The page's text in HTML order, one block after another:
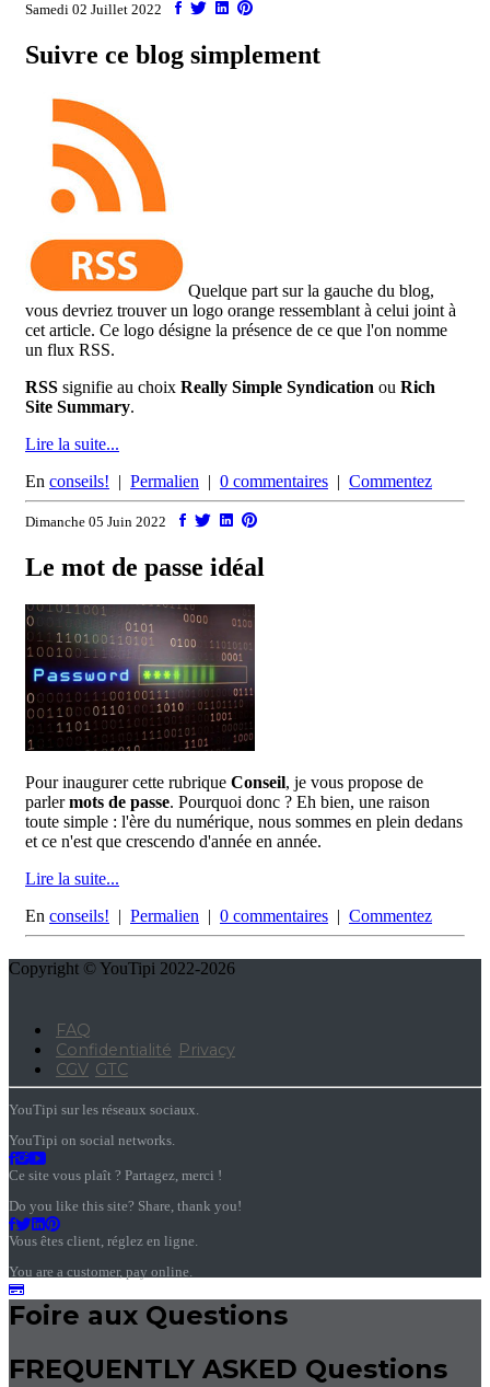
Samedi 02 Juillet 2022
Suivre ce blog simplement
Quelque part sur la gauche du blog,
vous devriez trouver un logo orange ressemblant à celui joint à
cet article. Ce logo désigne la présence de ce que l'on nomme
un flux RSS.
RSS signifie au choix Really Simple Syndication ou Rich
Site Summary.
Lire la suite...
En conseils! | Permalien | 0 commentaires | Commentez
Dimanche 05 Juin 2022
Le mot de passe idéal
Pour inaugurer cette rubrique Conseil, je vous propose de
parlermots de passe. Pourquoi donc ? Eh bien, une raison
toute simple : l'ère du numérique, nous sommes en plein dedans
et ce n'est que crescendo d'année en année.
Lire la suite...
En conseils! | Permalien | 0 commentaires | Commentez
Copyright © YouTipi 2022-2026
FAQ
Confidentialité Privacy
CGV GTC
YouTipi sur les réseaux sociaux.
YouTipi on social networks.
Ce site vous plaît ? Partagez, merci !
Do you like this site? Share, thank you!
Vous êtes client, réglez en ligne.
You are a customer, pay online.
Foire aux Questions
FREQUENTLY ASKED Questions